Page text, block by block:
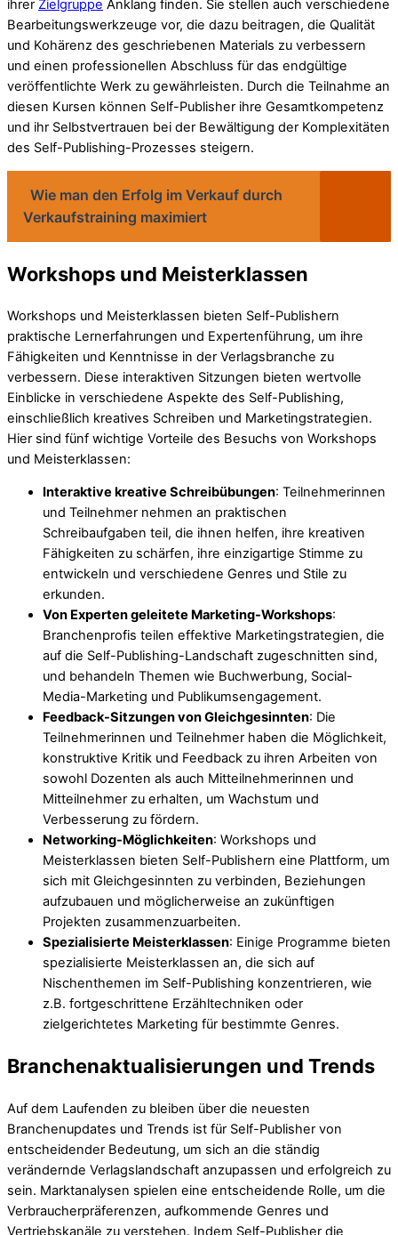
ihrer Zielgruppe Anklang finden. Sie stellen auch verschiedene
Bearbeitungswerkzeuge vor, die dazu beitragen, die Qualität
und Kohärenz des geschriebenen Materials zu verbessern
und einen professionellen Abschluss für das endgültige
veröffentlichte Werk zu gewährleisten. Durch die Teilnahme an
diesen Kursen können Self-Publisher ihre Gesamtkompetenz
und ihr Selbstvertrauen bei der Bewältigung der Komplexitäten
des Self-Publishing-Prozesses steigern.
Wie man den Erfolg im Verkauf durch
Verkaufstraining maximiert
Workshops und Meisterklassen
Workshops und Meisterklassen bieten Self-Publishern
praktische Lernerfahrungen und Expertenführung, um ihre
Fähigkeiten und Kenntnisse in der Verlagsbranche zu
verbessern. Diese interaktiven Sitzungen bieten wertvolle
Einblicke in verschiedene Aspekte des Self-Publishing,
einschließlich kreatives Schreiben und Marketingstrategien.
Hier sind fünf wichtige Vorteile des Besuchs von Workshops
und Meisterklassen:
Interaktive kreative Schreibübungen: Teilnehmerinnen
und Teilnehmer nehmen an praktischen
Schreibaufgaben teil, die ihnen helfen, ihre kreativen
Fähigkeiten zu schärfen, ihre einzigartige Stimme zu
entwickeln und verschiedene Genres und Stile zu
erkunden.
Von Experten geleitete Marketing-Workshops:
Branchenprofis teilen effektive Marketingstrategien, die
auf die Self-Publishing-Landschaft zugeschnitten sind,
und behandeln Themen wie Buchwerbung, Social-
Media-Marketing und Publikumsengagement.
Feedback-Sitzungen von Gleichgesinnten: Die
Teilnehmerinnen und Teilnehmer haben die Möglichkeit,
konstruktive Kritik und Feedback zu ihren Arbeiten von
sowohl Dozenten als auch Mitteilnehmerinnen und
Mitteilnehmer zu erhalten, um Wachstum und
Verbesserung zu fördern.
Networking-Möglichkeiten: Workshops und
Meisterklassen bieten Self-Publishern eine Plattform, um
sich mit Gleichgesinnten zu verbinden, Beziehungen
aufzubauen und möglicherweise an zukünftigen
Projekten zusammenzuarbeiten.
Spezialisierte Meisterklassen: Einige Programme bieten
spezialisierte Meisterklassen an, die sich auf
Nischenthemen im Self-Publishing konzentrieren, wie
z.B. fortgeschrittene Erzähltechniken oder
zielgerichtetes Marketing für bestimmte Genres.
Branchenaktualisierungen und Trends
Auf dem Laufenden zu bleiben über die neuesten
Branchenupdates und Trends ist für Self-Publisher von
entscheidender Bedeutung, um sich an die ständig
verändernde Verlagslandschaft anzupassen und erfolgreich zu
sein. Marktanalysen spielen eine entscheidende Rolle, um die
Verbraucherpräferenzen, aufkommende Genres und
Vertriebskanäle zu verstehen. Indem Self-Publisher die